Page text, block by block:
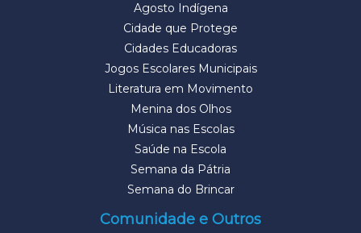
Agosto Indígena
Cidade que Protege
Cidades Educadoras
Jogos Escolares Municipais
Literatura em Movimento
Menina dos Olhos
Música nas Escolas
Saúde na Escola
Semana da Pátria
Semana do Brincar
Comunidade e Outros